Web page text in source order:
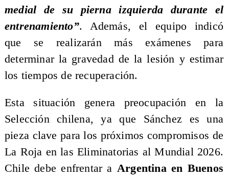
medial de su pierna izquierda durante el
entrenamiento”. Además, el equipo indicó
que se realizarán más exámenes para
determinar la gravedad de la lesión y estimar
los tiempos de recuperación.
Esta situación genera preocupación en la
Selección chilena, ya que Sánchez es una
pieza clave para los próximos compromisos de
La Roja en las Eliminatorias al Mundial 2026.
Chile debe enfrentar aArgentina en Buenos